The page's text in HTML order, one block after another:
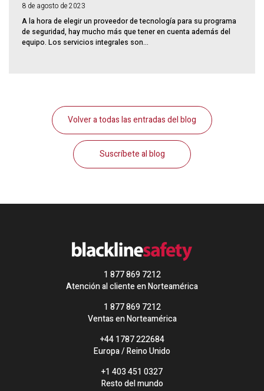
8 de agosto de 2023
A la hora de elegir un proveedor de tecnología para su programa
de seguridad, hay mucho más que tener en cuenta además del
equipo. Los servicios integrales son...
Volver a todas las entradas del blog
Suscríbete al blog
1 877 869 7212
Atención al cliente en Norteamérica
1 877 869 7212
Ventas en Norteamérica
+44 1787 222684
Europa / Reino Unido
+1 403 451 0327
Resto del mundo